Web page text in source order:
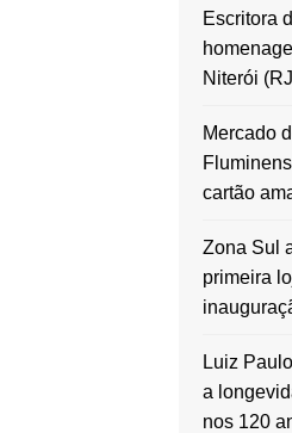
Escritora
Niterói
Mercado
cartão
Zona Sul
primeira
Luiz
a
nos 120